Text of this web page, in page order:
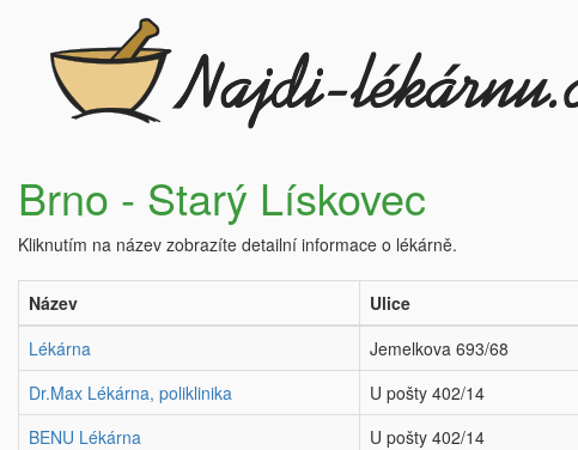
Brno - Starý Lískovec
Kliknutím na název zobrazíte detailní informace o lékárně.
Název Ulice
Lékárna
Jemelkova 693/68
Dr.Max Lékárna, poliklinika
U pošty 402/14
BENU Lékárna
U pošty 402/14